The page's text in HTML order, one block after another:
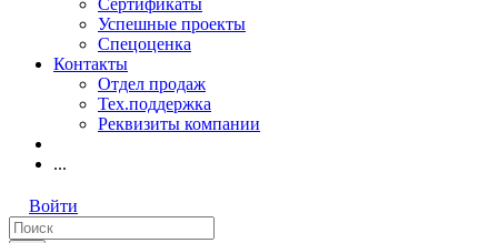
Сертификаты
Успешные проекты
Спецоценка
Контакты
Отдел продаж
Тех.поддержка
Реквизиты компании
...
Войти